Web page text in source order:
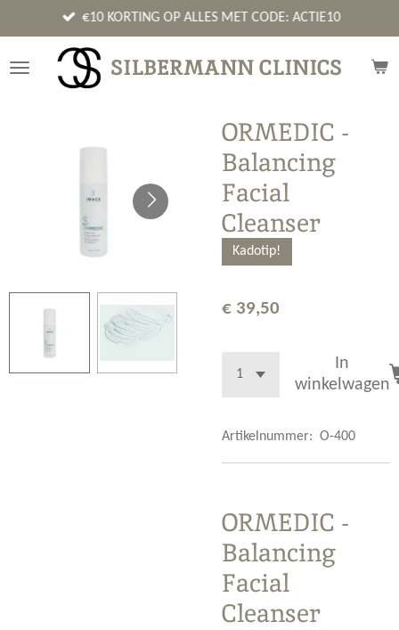
direct
naar
SILBERMANN CLINICS
€10 KORTING OP ALLES MET CODE: ACTIE10
ORMEDIC -
Balancing
Facial
Cleanser
Kadotip!
€ 39,50
In
winkelwagen
Artikelnummer: O-400
ORMEDIC -
Balancing
Facial
Cleanser